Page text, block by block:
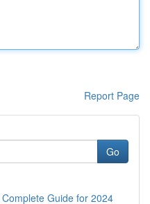
Report Page
Go
Guide for 2024